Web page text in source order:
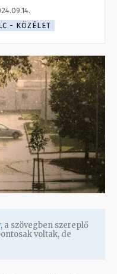
- KÖZÉLET
, a szövegben szereplő
voltak, de